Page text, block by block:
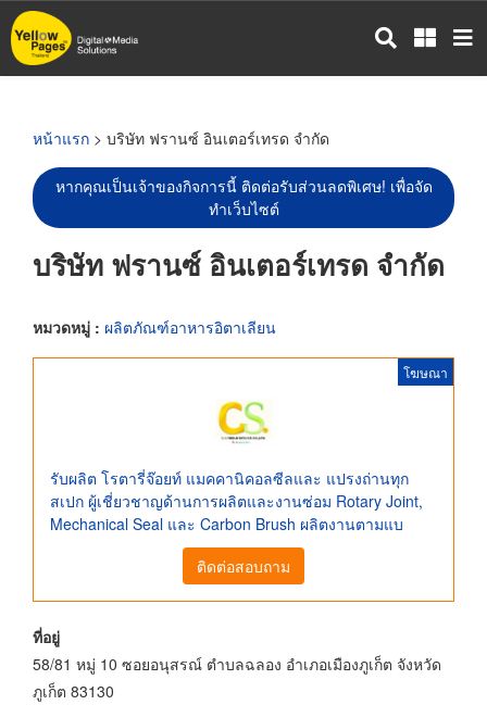
ข้าม
ไป
หน้าแรก > บริษัท ฟรานซ์ อินเตอร์เทรด จำกัด
หากคุณเป็นเจ้าของกิจการนี้ ติดต่อรับส่วนลดพิเศษ! เพื่อจัด
ทำเว็บไซต์
บริษัท ฟรานซ์ อินเตอร์เทรด จำกัด
หมวดหมู่ : ผลิตภัณฑ์อาหารอิตาเลียน
โฆษณา
รับผลิต โรตารี่จ๊อยท์ แมคคานิคอลซีลและ แปรงถ่านทุก
สเปก ผู้เชี่ยวชาญด้านการผลิตและงานซ่อม Rotary Joint,
Mechanical Seal และ Carbon Brush ผลิตงานตามแบ
ติดต่อสอบถาม
ที่อยู่
58/81 หมู่ 10 ซอยอนุสรณ์ ตำบลฉลอง อำเภอเมืองภูเก็ต จังหวัด
ภูเก็ต 83130